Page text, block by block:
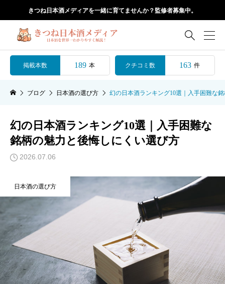
きつね日本酒メディアを一緒に育てませんか？監修者募集中。

掲載本数 189 本 クチコミ数 163 件
ブログ 日本酒の選び方 幻の日本酒ランキング10選｜入手困難な
幻の日本酒ランキング10選｜入手困難な
銘柄の魅力と後悔しにくい選び方
2026.07.06
日本酒の選び方